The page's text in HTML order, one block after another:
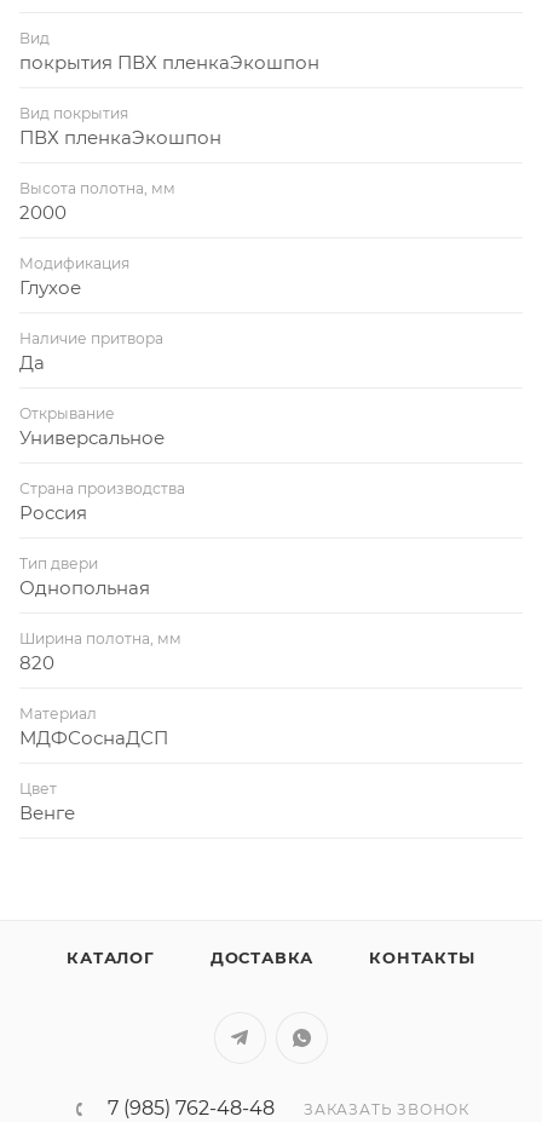
Вид
покрытия ПВХ пленкаЭкошпон
Вид покрытия
ПВХ пленкаЭкошпон
Высота полотна, мм
2000
Модификация
Глухое
Наличие притвора
Да
Открывание
Универсальное
Страна производства
Россия
Тип двери
Однопольная
Ширина полотна, мм
820
Материал
МДФСоснаДСП
Цвет
Венге
КАТАЛОГ ДОСТАВКА КОНТАКТЫ
7 (985) 762-48-48 ЗАКАЗАТЬ ЗВОНОК